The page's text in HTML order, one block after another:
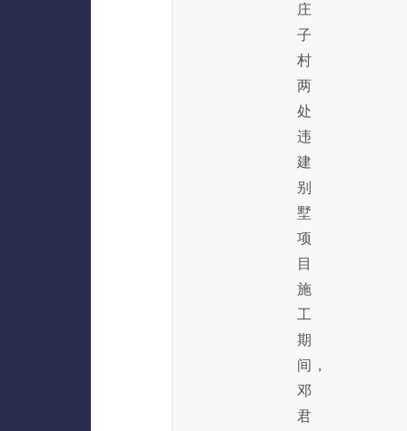
庄
子
村
两
处
违
建
别
墅
项
目
施
工
期
间，
邓
君